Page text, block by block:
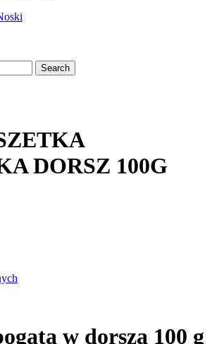
Search
DORSZ 100G
w dorsza 100 g